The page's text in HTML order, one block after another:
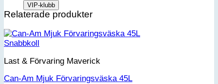
Relaterade produkter
Snabbkoll
Last & Förvaring Maverick
Can-Am Mjuk Förvaringsväska 45L